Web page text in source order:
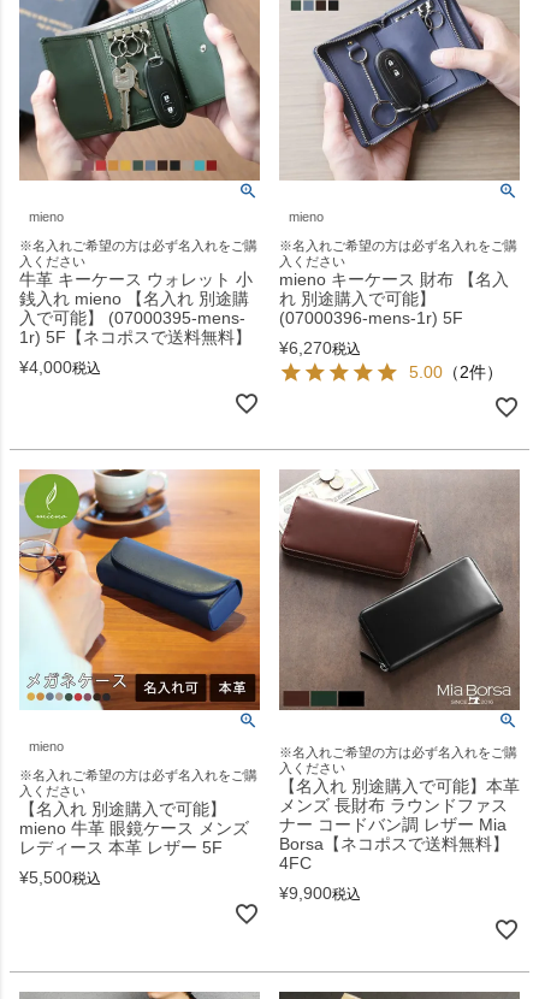
mieno
※名入れご希望の方は必ず名入れをご購
入ください
牛革 キーケース ウォレット 小
銭入れ mieno 【名入れ 別途購
入で可能】 (07000395-mens-
1r) 5F【ネコポスで送料無料】
¥4,000税込
mieno
※名入れご希望の方は必ず名入れをご購
入ください
mieno キーケース 財布 【名入
れ 別途購入で可能】
(07000396-mens-1r) 5F
¥6,270税込
5.00 （2件）
mieno
※名入れご希望の方は必ず名入れをご購
入ください
【名入れ 別途購入で可能】
mieno 牛革 眼鏡ケース メンズ
レディース 本革 レザー 5F
¥5,500税込
※名入れご希望の方は必ず名入れをご購
入ください
【名入れ 別途購入で可能】本革
メンズ 長財布 ラウンドファス
ナー コードバン調 レザー Mia
Borsa【ネコポスで送料無料】
4FC
¥9,900税込